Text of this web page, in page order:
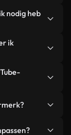
zodat je
versies
formaten
worden de
nodig heb
video.
bij
video die
ik
video's in
kunnen
beelden